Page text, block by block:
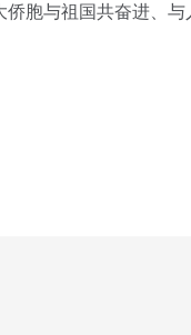
胞与祖国共奋进、